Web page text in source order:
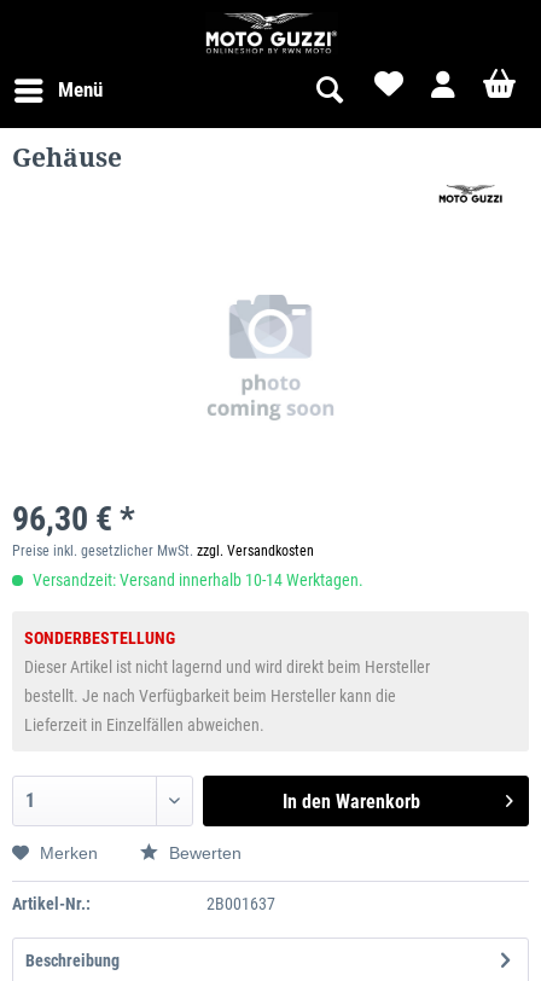
Menü
Gehäuse
96,30 € *
Preise inkl. gesetzlicher MwSt. zzgl. Versandkosten
Versandzeit: Versand innerhalb 10-14 Werktagen.
SONDERBESTELLUNG
Dieser Artikel ist nicht lagernd und wird direkt beim Hersteller
bestellt. Je nach Verfügbarkeit beim Hersteller kann die
Lieferzeit in Einzelfällen abweichen.
In den Warenkorb
Merken Bewerten
Artikel-Nr.: 2B001637
Beschreibung